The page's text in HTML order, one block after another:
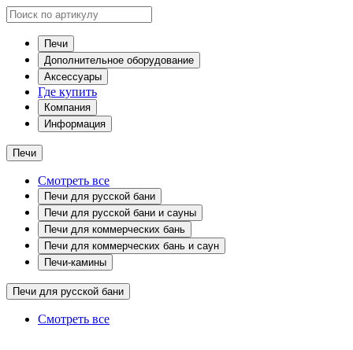
Печи
Дополнительное оборудование
Аксессуары
Где купить
Компания
Информация
Печи
Смотреть все
Печи для русской бани
Печи для русской бани и сауны
Печи для коммерческих бань
Печи для коммерческих бань и саун
Печи-камины
Печи для русской бани
Смотреть все